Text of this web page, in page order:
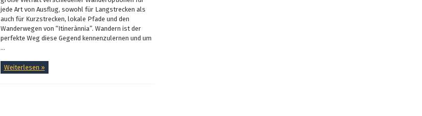
jede Art von Ausflug, sowohl für Langstrecken als
auch für Kurzstrecken, lokale Pfade und den
Wanderwegen von “Itinerànnia”. Wandern ist der
perfekte Weg diese Gegend kennenzulernen und um
...
Weiterlesen »